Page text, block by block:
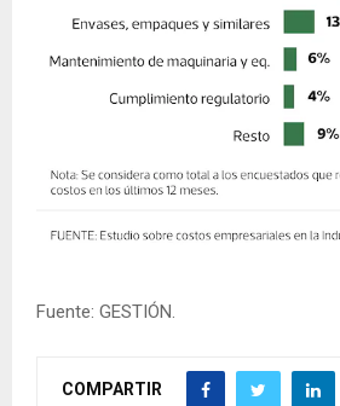
Fuente: GESTIÓN.
COMPARTIR